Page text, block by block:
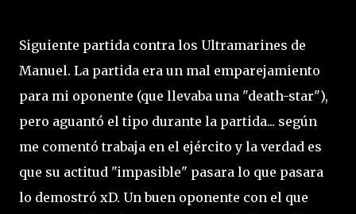
Siguiente partida contra los Ultramarines de
Manuel. La partida era un mal emparejamiento
para mi oponente (que llevaba una "death-star"),
pero aguantó el tipo durante la partida... según
me comentó trabaja en el ejército y la verdad es
que su actitud "impasible" pasara lo que pasara
lo demostró xD. Un buen oponente con el que